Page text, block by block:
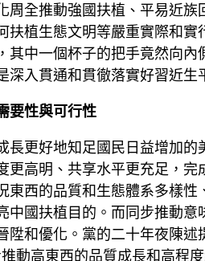
周全推動強國扶植、平易近
扶植生態文明等嚴重實際和
其中一個杯子的把手竟然向
深入貫通和貫徹落實好習近生
要性與可行性
長更好地知足國民日益增加
更高明、共享水平更充足，
東西的品質和生態體系多樣
中國扶植目的。而同步推動
陞和優化。黨的二十年夜陳
動高東西的品質成長和高程